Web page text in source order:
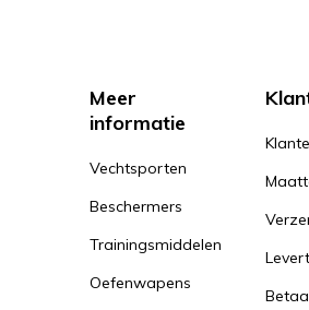
Meer
informatie
Vechtsporten
Beschermers
Trainingsmiddelen
Oefenwapens